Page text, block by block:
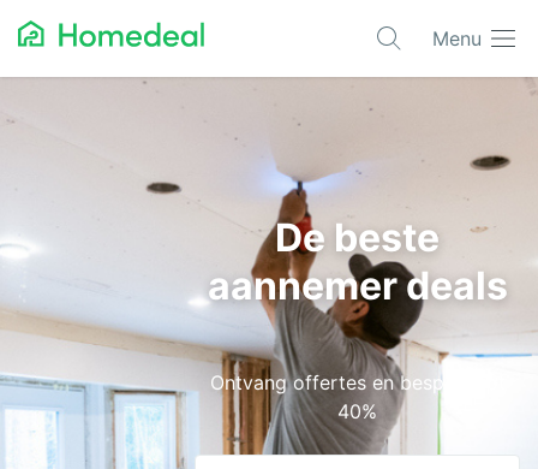
Menu
Architect
Bestrating
Cv-ketels
De beste
aannemer deals
Ontvang offertes en bespaar tot
40%